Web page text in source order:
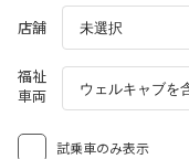
店舗
福祉
車両
試乗車のみ表示